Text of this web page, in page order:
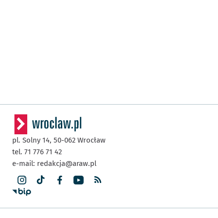
pl. Solny 14, 50-062 Wrocław
tel. 71 776 71 42
e-mail: redakcja@araw.pl